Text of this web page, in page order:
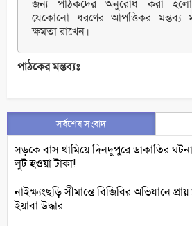
জন্য পাঠকদের অনুরোধ করা
যেকোনো ধরণের আপত্তিকর মন্তব্য
ক্ষমতা রাখেন।
পাঠকের মন্তব্যঃ
সর্বশেষ সংবাদ
সড়কে বাস থামিয়ে দিনদুপুরে ডাকাতির
লুট হওয়া টাকা!
নাইক্ষ্যংছড়ি সীমান্তে বিজিবির অভিযানে
ইয়াবা উদ্ধার